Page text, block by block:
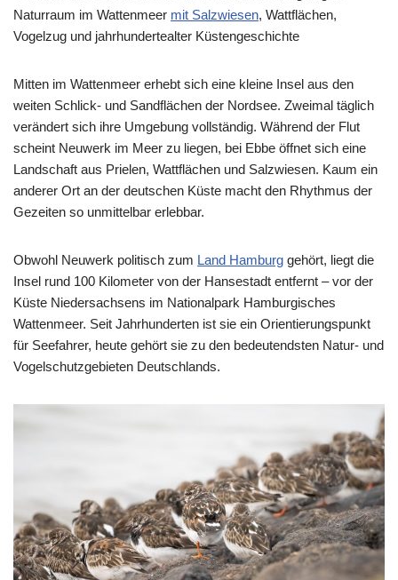
Naturraum im Wattenmeer mit Salzwiesen, Wattflächen,
Vogelzug und jahrhundertealter Küstengeschichte
Mitten im Wattenmeer erhebt sich eine kleine Insel aus den
weiten Schlick- und Sandflächen der Nordsee. Zweimal täglich
verändert sich ihre Umgebung vollständig. Während der Flut
scheint Neuwerk im Meer zu liegen, bei Ebbe öffnet sich eine
Landschaft aus Prielen, Wattflächen und Salzwiesen. Kaum ein
anderer Ort an der deutschen Küste macht den Rhythmus der
Gezeiten so unmittelbar erlebbar.
Obwohl Neuwerk politisch zum Land Hamburg gehört, liegt die
Insel rund 100 Kilometer von der Hansestadt entfernt – vor der
Küste Niedersachsens im Nationalpark Hamburgisches
Wattenmeer. Seit Jahrhunderten ist sie ein Orientierungspunkt
für Seefahrer, heute gehört sie zu den bedeutendsten Natur- und
Vogelschutzgebieten Deutschlands.